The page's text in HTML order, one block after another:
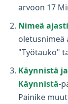
arvoon 17
Nimeä
oletusnimeä
"Työtauko"
Käynnistä
Käynnistä-
Painike